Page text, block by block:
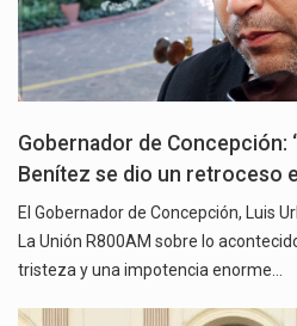
Gobernador de Concepción:
Benítez se dio un retroceso
El Gobernador de Concepción, Luis
La Unión R800AM sobre lo
tristeza y una impotencia enorme…